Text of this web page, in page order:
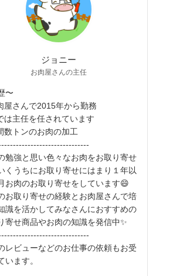
ジョニー
お肉屋さんの主任
〜
屋さんで2015年から勤務
は主任を任されています
数トンのお肉の加工
勉強と思い色々なお肉をお取り寄せ
くうちにお取り寄せにはまり１年以
お肉のお取り寄せをしています😄
お取り寄せの経験とお肉屋さんで培
識を活かしてみなさんにおすすめの
寄せ商品やお肉の知識を発信中✨
レビューなどのお仕事の依頼もお受
います。